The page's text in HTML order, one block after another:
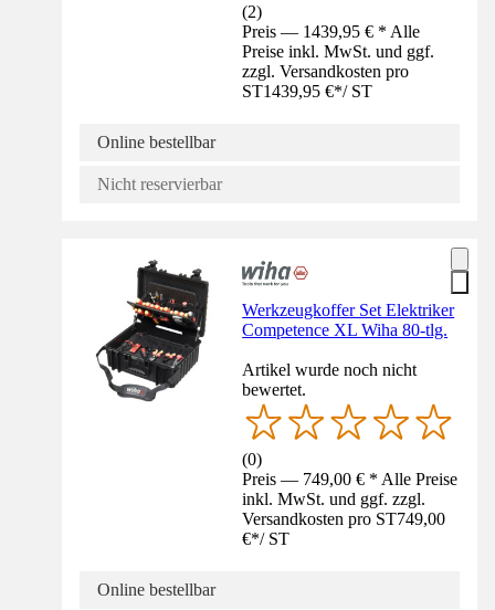
(2)
Preis — 1439,95 € * Alle
Preise inkl. MwSt. und ggf.
zzgl. Versandkosten pro
ST1439,95 €*/ ST
Online bestellbar
Nicht reservierbar
Werkzeugkoffer Set Elektriker
Competence XL Wiha 80-tlg.
Artikel wurde noch nicht
bewertet.
(0)
Preis — 749,00 € * Alle Preise
inkl. MwSt. und ggf. zzgl.
Versandkosten pro ST749,00
€*/ ST
Online bestellbar